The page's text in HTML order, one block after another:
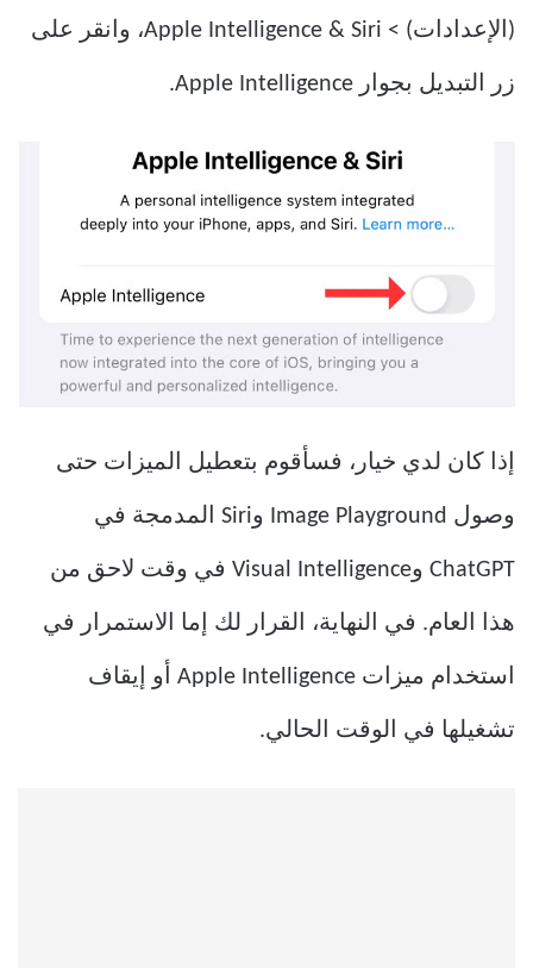
(الإعدادات) > Apple Intelligence & Siri، وانقر على
زر التبديل بجوار Apple Intelligence.
إذا كان لدي خيار، فسأقوم بتعطيل الميزات حتى
وصول Image Playground وSiri المدمجة في
ChatGPT وVisual Intelligence في وقت لاحق من
هذا العام. في النهاية، القرار لك إما الاستمرار في
استخدام ميزات Apple Intelligence أو إيقاف
تشغيلها في الوقت الحالي.